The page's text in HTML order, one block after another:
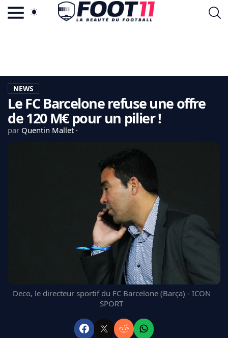
LA CHARTE
VIE PRIVÉE
CGU
CONTACTEZ-NOUS
MANCHESTER UNITED
BAYERN
NEWS
Le FC Barcelone refuse une offre
de 120 M€ pour un pilier !
par Quentin Mallet
Deco, le directeur sportif du FC Barcelone (Barça) - ICON
SPORT